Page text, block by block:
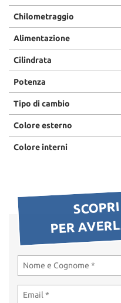
Chilometraggio
Alimentazione
Cilindrata
Potenza
Tipo di cambio
Colore esterno
Colore interni
PER